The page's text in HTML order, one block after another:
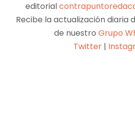
editorial
Recibe la actualización diaria
de nuestro Grupo
Twitter |